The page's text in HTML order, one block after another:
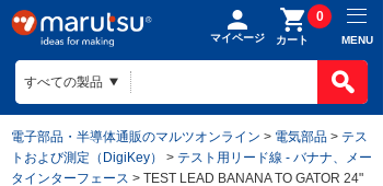
マイページ カート
0
MENU
電子部品・半導体通販のマルツオンライン > 電気部品 > テス
トおよび測定（DigiKey）
> テスト用リード線 - バナナ、メー
タインターフェース > TEST LEAD BANANA TO GATOR 24"